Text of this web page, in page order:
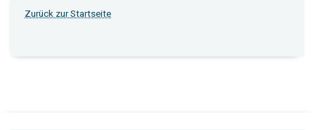
Zurück zur Startseite